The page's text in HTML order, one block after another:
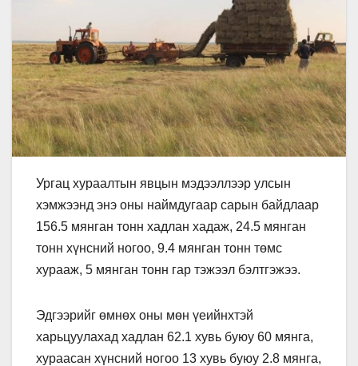
Ургац хураалтын явцын мэдээллээр улсын
хэмжээнд энэ оны наймдугаар сарын байдлаар
156.5 мянган тонн хадлан хадаж, 24.5 мянган
тонн хүнсний ногоо, 9.4 мянган тонн төмс
хурааж, 5 мянган тонн гар тэжээл бэлтгэжээ.
Эдгээрийг өмнөх оны мөн үеийнхтэй
харьцуулахад хадлан 62.1 хувь буюу 60 мянга,
хураасан хүнсний ногоо 13 хувь буюу 2.8 мянга,